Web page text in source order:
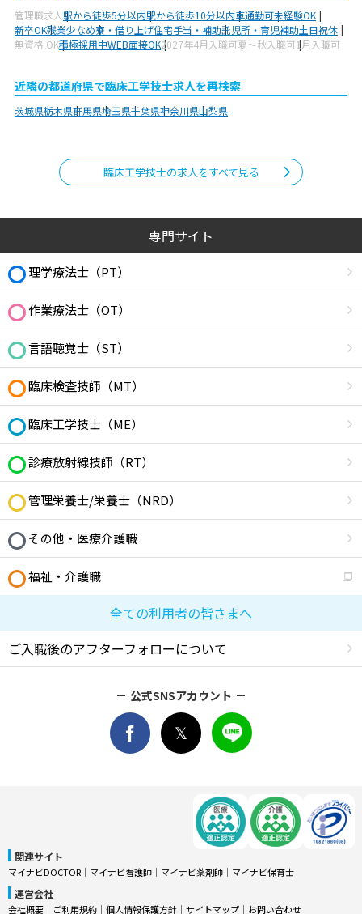
管理職求人駅から徒歩5分以内駅から徒歩10分以内車通勤可未経験OK
新卒OK残業少なめ寮・借り上げ住宅手当・補助託児所・育児補助土日祝休
無資格 OK積極採用中WEB面接OK2027年4月入職可夏～秋入職可1月入職可
近隣の都道府県で臨床工学技士求人を再検索
茨城県栃木県群馬県埼玉県千葉県神奈川県山梨県
臨床工学技士の求人をすべて見る
専門サイト
理学療法士（PT）
作業療法士（OT）
言語聴覚士（ST）
臨床検査技師（MT）
臨床工学技士（ME）
診療放射線技師（RT）
管理栄養士/栄養士（NRD）
その他・医療介護職
福祉・介護職
全ての利用者の皆さまへ
ご入職後のアフターフォローについて
公式SNSアカウント
関連サイト
マイナビDOCTOR │ マイナビ看護師 │ マイナビ薬剤師 │ マイナビ保育士
運営会社
会社概要 │ ご利用規約 │ 個人情報保護方針 │ サイトマップ │ お問い合わせ